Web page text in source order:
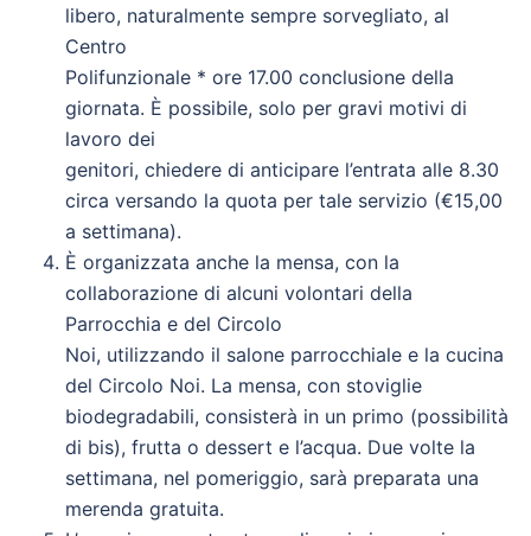
libero, naturalmente sempre sorvegliato, al
Centro
Polifunzionale * ore 17.00 conclusione della
giornata. È possibile, solo per gravi motivi di
lavoro dei
genitori, chiedere di anticipare l’entrata alle 8.30
circa versando la quota per tale servizio (€15,00
a settimana).
È organizzata anche la mensa, con la
collaborazione di alcuni volontari della
Parrocchia e del Circolo
Noi, utilizzando il salone parrocchiale e la cucina
del Circolo Noi. La mensa, con stoviglie
biodegradabili, consisterà in un primo (possibilità
di bis), frutta o dessert e l’acqua. Due volte la
settimana, nel pomeriggio, sarà preparata una
merenda gratuita.